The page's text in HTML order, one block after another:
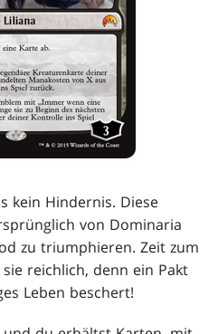
kein Hindernis. Diese
von Dominaria
zu triumphieren. Zeit zum
reichlich, denn ein Pakt
Leben beschert!